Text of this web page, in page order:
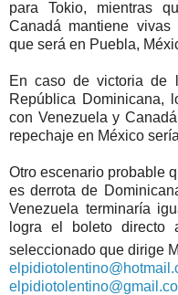
para Tokio, mientras
Canadá mantiene
que será en Puebla,
En caso de victoria de
República Dominicana,
con Venezuela y
repechaje en México
Otro escenario probable
es derrota de
Venezuela terminaría
logra el boleto directo
seleccionado que dirige